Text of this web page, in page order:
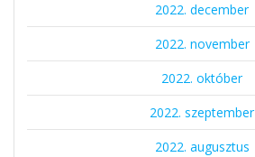
2022. december
2022. november
2022. október
2022. szeptember
2022. augusztus